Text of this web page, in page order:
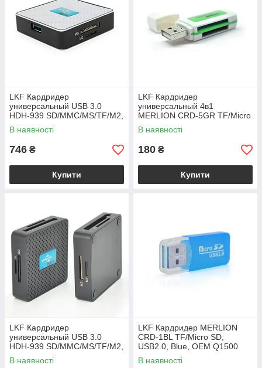
LKF Кардридер
универсальный USB 3.0
HDH-939 SD/MMC/MS/TF/M2,
USB2.0, White, Блистер
В наявності
746 ₴
Купити
LKF Кардридер
универсальный 4в1
MERLION CRD-5GR TF/Micro
SD, USB2.0, Green, OEM
Q1500
В наявності
180 ₴
Купити
LKF Кардридер
универсальный USB 3.0
HDH-939 SD/MMC/MS/TF/M2,
USB2.0, Black, Блистер
В наявності
LKF Кардридер MERLION
CRD-1BL TF/Micro SD,
USB2.0, Blue, OEM Q1500
В наявності